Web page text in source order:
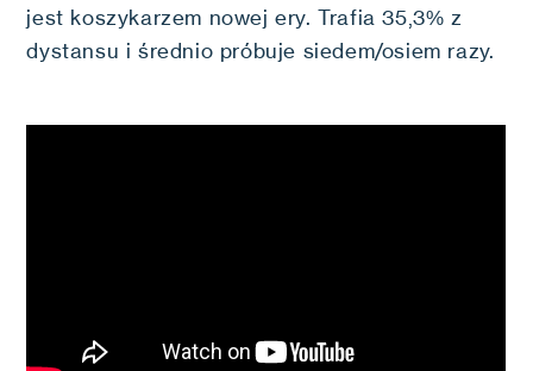
jest koszykarzem nowej ery. Trafia 35,3% z
dystansu i średnio próbuje siedem/osiem razy.